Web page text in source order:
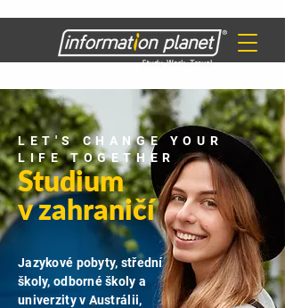
LET'S CHANGE YOUR
LIFE TOGETHER
Studium
v zahraničí
Jazykové pobyty, střední
školy, odborné školy a
univerzity v Austrálii,